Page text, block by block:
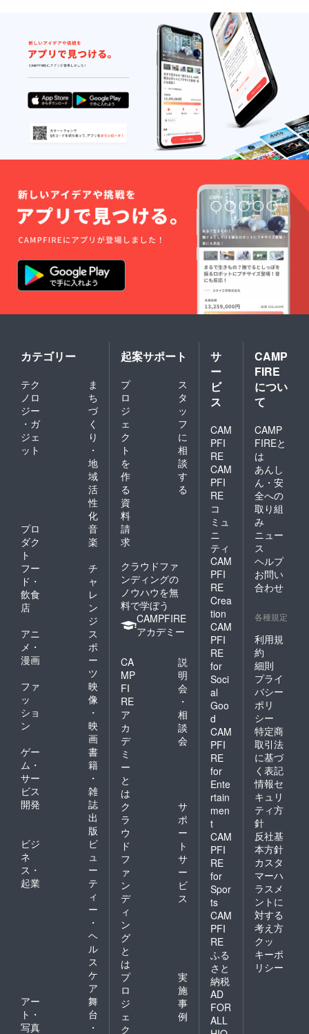
カテゴリー
テク
ノロ
ジー
・ガ
ジェ
ット
ま
ち
づ
く
り
・
地
域
活
性
化
プロ
ダク
ト
音
楽
フー
ド・
飲食
店
チ
ャ
レ
ン
ジ
アニ
メ・
漫画
ス
ポ
ー
ツ
ファ
ッ
ショ
ン
映
像
・
映
画
ゲー
ム・
サー
ビス
開発
書
籍
・
雑
誌
出
版
ビジ
ネ
ス・
起業
ビ
ュ
ー
テ
ィ
ー
・
ヘ
ル
ス
ケ
ア
アー
ト・
写真
舞
台
・
起案サポート
プ
ロ
ジ
ェ
ク
ト
を
作
る
ス
タ
ッ
フ
に
相
談
す
る
資
料
請
求
クラウドファ
ンディングの
ノウハウを無
料で学ぼう
CAMPFIRE
アカデミー
CA
MP
FI
RE
ア
カ
デ
ミ
ー
と
は
説
明
会
・
相
談
会
ク
ラ
ウ
ド
フ
ァ
ン
デ
ィ
ン
グ
と
は
サ
ポ
ー
ト
サ
ー
ビ
ス
プ
ロ
ジ
ェ
ク
実
施
事
例
サ
ー
ビ
ス
CAM
PFI
RE
CAM
PFI
RE
コ
ミュ
ニ
ティ
CAM
PFI
RE
Crea
tion
CAM
PFI
RE
for
Soci
al
Goo
d
CAM
PFI
RE
for
Ente
rtain
men
t
CAM
PFI
RE
for
Spor
ts
CAM
PFI
RE
ふる
さと
納税
AD
FOR
ALL
CAMP
FIRE
につい
て
CAMP
FIREと
は
あんし
ん・安
全への
取り組
み
ニュー
ス
ヘルプ
お問い
合わせ
各種規定
利用規
約
細則
プライ
バシー
ポリ
シー
特定商
取引法
に基づ
く表記
情報セ
キュリ
ティ方
針
反社基
本方針
カスタ
マーハ
ラスメ
ントに
対する
考え方
クッ
キーポ
リシー